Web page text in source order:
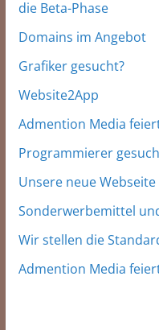
die Beta-Phase
Domains im Angebot
Grafiker gesucht?
Website2App
Admention Media
Programmierer
Unsere neue
Sonderwerbemittel
Wir stellen die
Admention Media